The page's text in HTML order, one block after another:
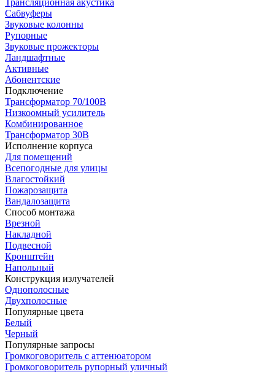
Трансляционная акустика
Сабвуферы
Звуковые колонны
Рупорные
Звуковые прожекторы
Ландшафтные
Активные
Абонентские
Подключение
Трансформатор 70/100В
Низкоомный усилитель
Комбинированное
Трансформатор 30В
Исполнение корпуса
Для помещений
Всепогодные для улицы
Влагостойкий
Пожарозащита
Вандалозащита
Способ монтажа
Врезной
Накладной
Подвесной
Кронштейн
Напольный
Конструкция излучателей
Однополосные
Двухполосные
Популярные цвета
Белый
Черный
Популярные запросы
Громкоговоритель с аттенюатором
Громкоговоритель рупорный уличный